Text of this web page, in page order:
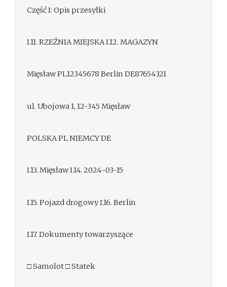
Część I: Opis przesyłki
I.11. RZEŹNIA MIEJSKA I.12. MAGAZYN
Mięsław PL12345678 Berlin DE87654321
ul. Ubojowa 1, 12-345 Mięsław
POLSKA PL NIEMCY DE
I.13. Mięsław I.14. 2024-03-15
I.15. Pojazd drogowy I.16. Berlin
I.17. Dokumenty towarzyszące
□ Samolot □ Statek